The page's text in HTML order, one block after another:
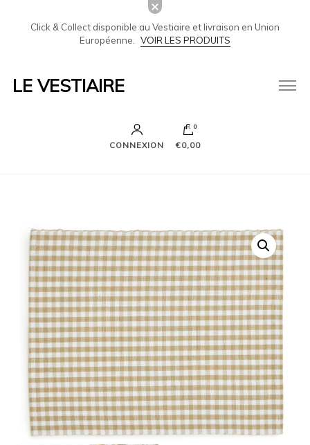
Click & Collect disponible au Vestiaire et livraison en Union
Européenne.
VOIR LES PRODUITS
LE VESTIAIRE
CONNEXION
0
€0,00